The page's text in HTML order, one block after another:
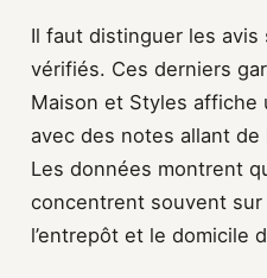
Il faut distinguer les avis
vérifiés. Ces derniers
Maison et Styles affiche
avec des notes allant de
Les données montrent
concentrent souvent
l’entrepôt et le domicile